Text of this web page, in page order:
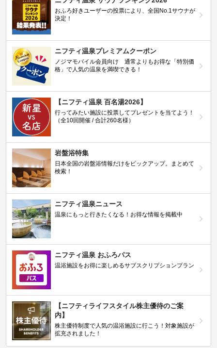
おふろ好きユーザーの投票により、全国No.1サウナが
決定！
ニフティ温泉プレミアムクーポン
ノジマモバイル会員向け 通常よりもお得な「特別価
格」で人気の温泉を満喫できる！
【ニフティ温泉 百名湯2026】
行ってみたい施設に投票してプレゼントを当てよう！
（全10回開催 / 合計260名様）
岩盤浴特集
日本全国の岩盤浴情報だけをピックアップ。まとめて
検索！
ニフティ温泉ニュース
温泉にもっと行きたくなる！お得な情報を掲載中
ニフティ温泉 おふろパス
温浴施設をお得に楽しめるサブスクリプションプラン
【ニフティライフスタイル株主優待のご案
内】
株主優待制度で人気の温浴施設に行こう！対象施設が
拡充されました！